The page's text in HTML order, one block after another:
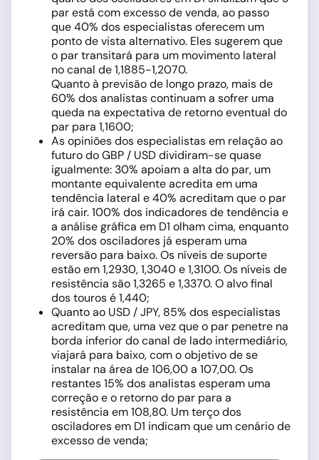
par está com excesso de venda, ao passo
que 40% dos especialistas oferecem um
ponto de vista alternativo. Eles sugerem que
o par transitará para um movimento lateral
no canal de 1,1885-1,2070.
Quanto à previsão de longo prazo, mais de
60% dos analistas continuam a sofrer uma
queda na expectativa de retorno eventual do
par para 1,1600;
As opiniões dos especialistas em relação ao
futuro do GBP / USD dividiram-se quase
igualmente: 30% apoiam a alta do par, um
montante equivalente acredita em uma
tendência lateral e 40% acreditam que o par
irá cair. 100% dos indicadores de tendência e
a análise gráfica em D1 olham cima, enquanto
20% dos osciladores já esperam uma
reversão para baixo. Os níveis de suporte
estão em 1,2930, 1,3040 e 1,3100. Os níveis de
resistência são 1,3265 e 1,3370. O alvo final
dos touros é 1,440;
Quanto ao USD / JPY, 85% dos especialistas
acreditam que, uma vez que o par penetre na
borda inferior do canal de lado intermediário,
viajará para baixo, com o objetivo de se
instalar na área de 106,00 a 107,00. Os
restantes 15% dos analistas esperam uma
correção e o retorno do par para a
resistência em 108,80. Um terço dos
osciladores em D1 indicam que um cenário de
excesso de venda;